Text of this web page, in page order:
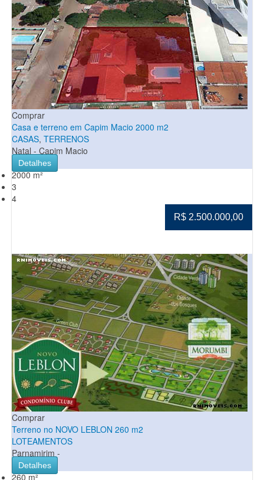
Comprar
Casa e terreno em Capim Macio 2000 m2
CASAS, TERRENOS
Natal - Capim Macio
Detalhes
2000 m²
3
4
R$ 2.500.000,00
Comprar
Terreno no NOVO LEBLON 260 m2
LOTEAMENTOS
Parnamirim -
Detalhes
260 m²